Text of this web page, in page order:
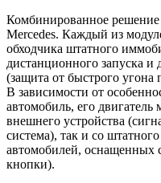
Комбинированное решение
Mercedes. Каждый из
обходчика штатного
дистанционного запуска и
(защита от быстрого
В зависимости от
автомобиль, его
внешнего устройства
система), так и со
автомобилей, оснащенных
кнопки).